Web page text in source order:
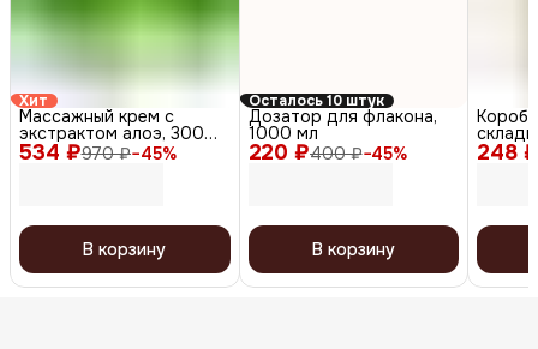
Хит
534 ₽970 ₽−45%
Массажный крем с
экстрактом алоэ, 300
мл
В корзину
Осталось 10 штук
220 ₽400 ₽−45%
Дозатор для флакона,
1000 мл
В корзину
248 ₽
7 см